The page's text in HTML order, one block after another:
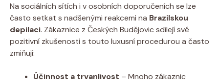
Na sociálních sítích i v osobních doporučeních se lze
často setkat s nadšenými reakcemi na Brazilskou
depilaci. Zákaznice z Českých Budějovic sdílejí své
pozitivní zkušenosti s touto luxusní procedurou a často
zmiňují:
Účinnost a trvanlivost – Mnoho zákaznic